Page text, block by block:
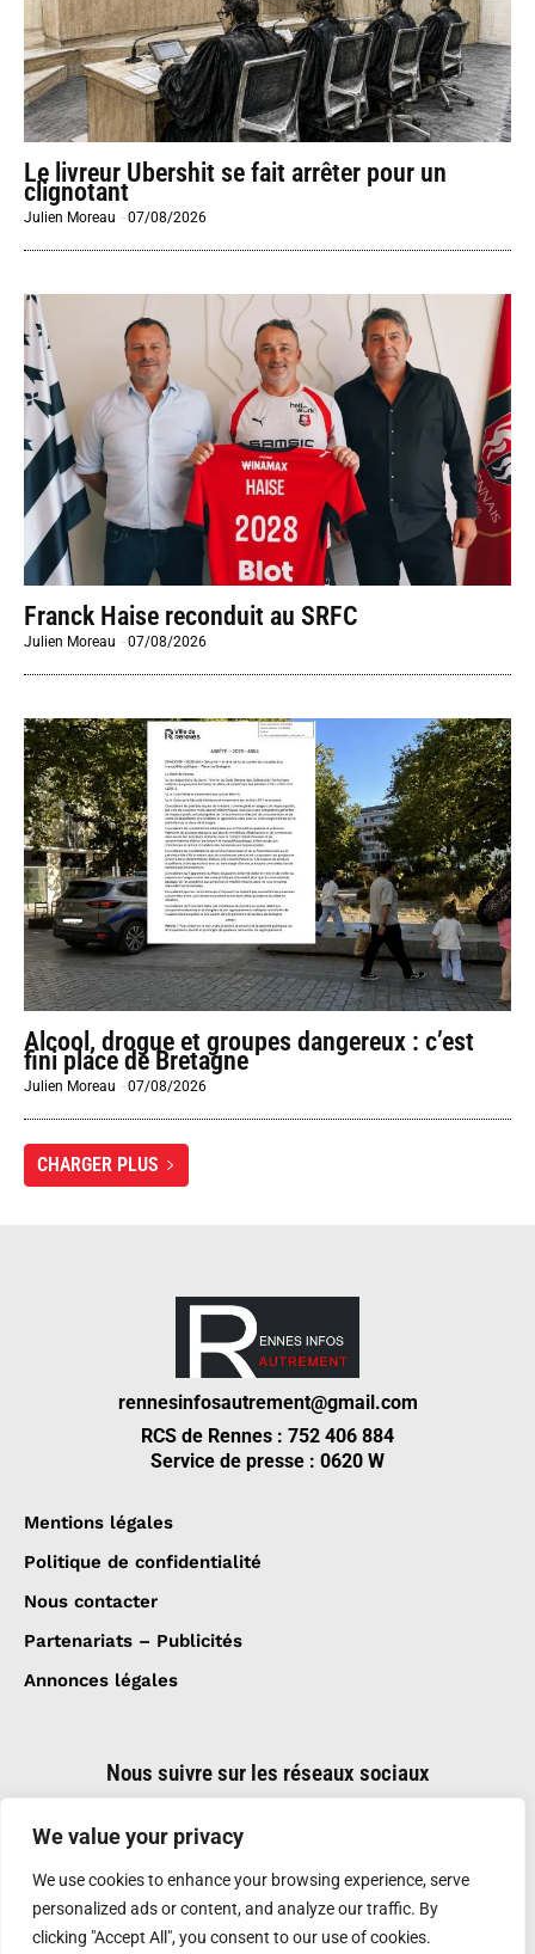
We value your privacy
We use cookies to enhance your browsing experience, serve
personalized ads or content, and analyze our traffic. By
clicking "Accept All", you consent to our use of cookies.
Le livreur Ubershit se fait arrêter pour un
clignotant
Julien Moreau -07/08/2026
Franck Haise reconduit au SRFC
Julien Moreau -07/08/2026
Alcool, drogue et groupes dangereux : c’est
fini place de Bretagne
Julien Moreau -07/08/2026
CHARGER PLUS
rennesinfosautrement@gmail.com
RCS de Rennes : 752 406 884
Service de presse : 0620 W
Mentions légales
Politique de confidentialité
Nous contacter
Partenariats – Publicités
Annonces légales
Nous suivre sur les réseaux sociaux